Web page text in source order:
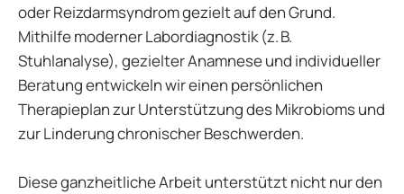
oder Reizdarmsyndrom gezielt auf den Grund.
Mithilfe moderner Labordiagnostik (z. B.
Stuhlanalyse), gezielter Anamnese und individueller
Beratung entwickeln wir einen persönlichen
Therapieplan zur Unterstützung des Mikrobioms und
zur Linderung chronischer Beschwerden.
Diese ganzheitliche Arbeit unterstützt nicht nur den